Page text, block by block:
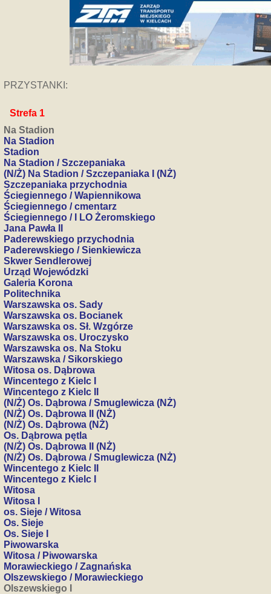
PRZYSTANKI:
Strefa 1
Na Stadion
Na Stadion
Stadion
Na Stadion / Szczepaniaka
(N/Ż) Na Stadion / Szczepaniaka I (NŻ)
Szczepaniaka przychodnia
Ściegiennego / Wapiennikowa
Ściegiennego / cmentarz
Ściegiennego / I LO Żeromskiego
Jana Pawła II
Paderewskiego przychodnia
Paderewskiego / Sienkiewicza
Skwer Sendlerowej
Urząd Wojewódzki
Galeria Korona
Politechnika
Warszawska os. Sady
Warszawska os. Bocianek
Warszawska os. Sł. Wzgórze
Warszawska os. Uroczysko
Warszawska os. Na Stoku
Warszawska / Sikorskiego
Witosa os. Dąbrowa
Wincentego z Kielc I
Wincentego z Kielc II
(N/Ż) Os. Dąbrowa / Smuglewicza (NŻ)
(N/Ż) Os. Dąbrowa II (NŻ)
(N/Ż) Os. Dąbrowa (NŻ)
Os. Dąbrowa pętla
(N/Ż) Os. Dąbrowa II (NŻ)
(N/Ż) Os. Dąbrowa / Smuglewicza (NŻ)
Wincentego z Kielc II
Wincentego z Kielc I
Witosa
Witosa I
os. Sieje / Witosa
Os. Sieje
Os. Sieje I
Piwowarska
Witosa / Piwowarska
Morawieckiego / Zagnańska
Olszewskiego / Morawieckiego
Olszewskiego I